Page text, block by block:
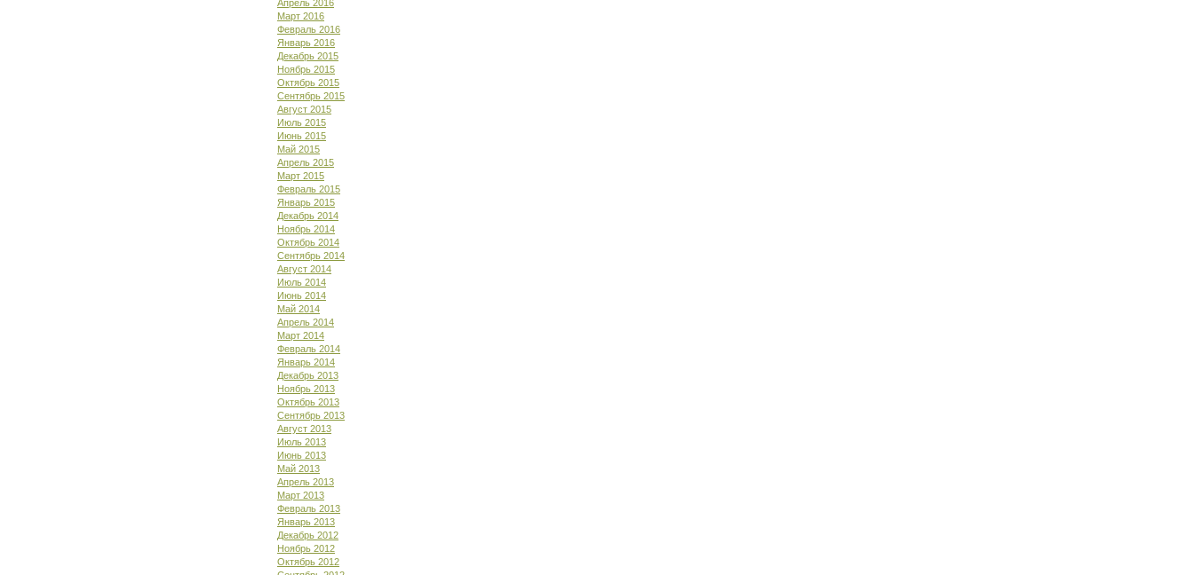
Апрель 2016
Март 2016
Февраль 2016
Январь 2016
Декабрь 2015
Ноябрь 2015
Октябрь 2015
Сентябрь 2015
Август 2015
Июль 2015
Июнь 2015
Май 2015
Апрель 2015
Март 2015
Февраль 2015
Январь 2015
Декабрь 2014
Ноябрь 2014
Октябрь 2014
Сентябрь 2014
Август 2014
Июль 2014
Июнь 2014
Май 2014
Апрель 2014
Март 2014
Февраль 2014
Январь 2014
Декабрь 2013
Ноябрь 2013
Октябрь 2013
Сентябрь 2013
Август 2013
Июль 2013
Июнь 2013
Май 2013
Апрель 2013
Март 2013
Февраль 2013
Январь 2013
Декабрь 2012
Ноябрь 2012
Октябрь 2012